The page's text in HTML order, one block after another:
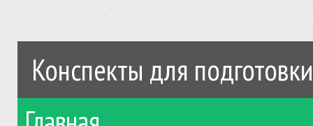
Конспекты для